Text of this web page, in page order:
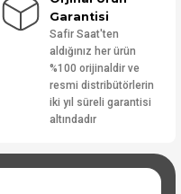
Garantisi
Safir Saat'ten
aldığınız her ürün
%100 orijinaldir ve
resmi distribütörlerin
iki yıl süreli garantisi
altındadır